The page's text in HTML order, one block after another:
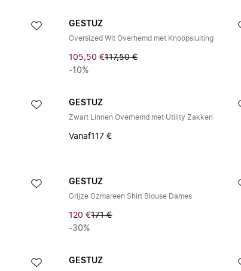
GESTUZ
Oversized Wit Overhemd met Knoopsluiting
105,50 €117,50 €
-10%
GESTUZ
Zwart Linnen Overhemd met Utility Zakken
Vanaf117 €
GESTUZ
Grijze Gzmareen Shirt Blouse Dames
120 €171 €
-30%
GESTUZ